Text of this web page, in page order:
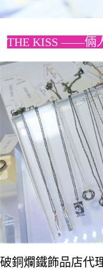
THE KISS ——倆
破銅爛鐵飾品店代